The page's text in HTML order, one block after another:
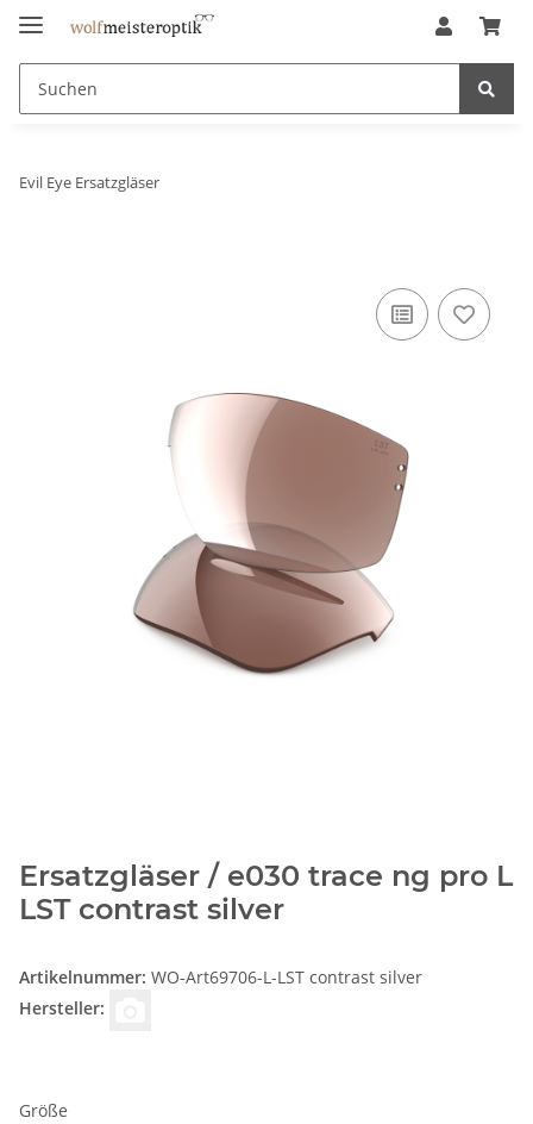
Evil Eye Ersatzgläser
Ersatzgläser / e030 trace ng pro L
LST contrast silver
Artikelnummer: WO-Art69706-L-LST contrast silver
Hersteller:
Größe